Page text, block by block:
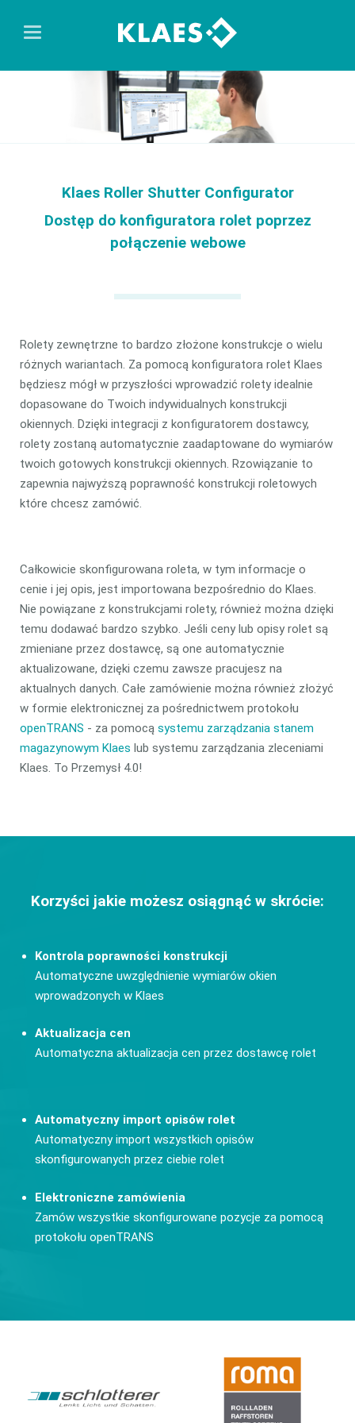
Klaes Roller Shutter Configurator
Dostęp do konfiguratora rolet poprzez
połączenie webowe
Rolety zewnętrzne to bardzo złożone konstrukcje o wielu
różnych wariantach. Za pomocą konfiguratora rolet Klaes
będziesz mógł w przyszłości wprowadzić rolety idealnie
dopasowane do Twoich indywidualnych konstrukcji
okiennych. Dzięki integracji z konfiguratorem dostawcy,
rolety zostaną automatycznie zaadaptowane do wymiarów
twoich gotowych konstrukcji okiennych. Rzowiązanie to
zapewnia najwyższą poprawność konstrukcji roletowych
które chcesz zamówić.
Całkowicie skonfigurowana roleta, w tym informacje o
cenie i jej opis, jest importowana bezpośrednio do Klaes.
Nie powiązane z konstrukcjami rolety, również można dzięki
temu dodawać bardzo szybko. Jeśli ceny lub opisy rolet są
zmieniane przez dostawcę, są one automatycznie
aktualizowane, dzięki czemu zawsze pracujesz na
aktualnych danych. Całe zamówienie można również złożyć
w formie elektronicznej za pośrednictwem protokołu
openTRANS - za pomocą systemu zarządzania stanem
magazynowym Klaes lub systemu zarządzania zleceniami
Klaes. To Przemysł 4.0!
Korzyści jakie możesz osiągnąć w skrócie:
Kontrola poprawności konstrukcji
Automatyczne uwzględnienie wymiarów okien
wprowadzonych w Klaes
Aktualizacja cen
Automatyczna aktualizacja cen przez dostawcę rolet
Automatyczny import opisów rolet
Automatyczny import wszystkich opisów
skonfigurowanych przez ciebie rolet
Elektroniczne zamówienia
Zamów wszystkie skonfigurowane pozycje za pomocą
protokołu openTRANS